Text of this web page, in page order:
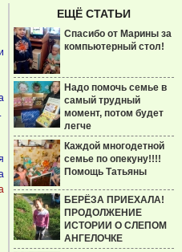
ЕЩЁ СТАТЬИ
Спасибо от Марины за
компьютерный стол!
Надо помочь семье в
самый трудный
момент, потом будет
легче
Каждой многодетной
семье по опекуну!!!!
Помощь Татьяны
БЕРЁЗА ПРИЕХАЛА!
ПРОДОЛЖЕНИЕ
ИСТОРИИ О СЛЕПОМ
АНГЕЛОЧКЕ